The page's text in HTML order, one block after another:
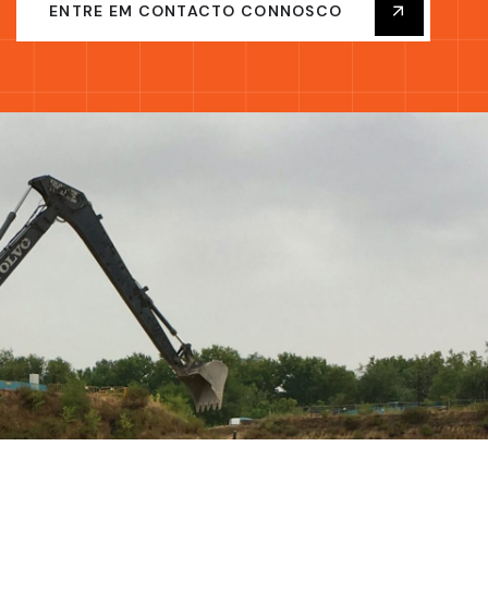
ENTRE EM CONTACTO CONNOSCO